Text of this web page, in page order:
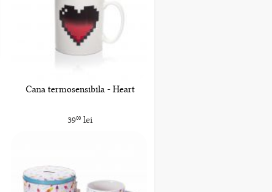
Cana termosensibila - Heart
3900lei